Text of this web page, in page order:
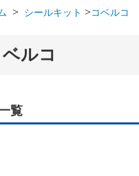
> シールキット >コベルコ
ベルコ
覧